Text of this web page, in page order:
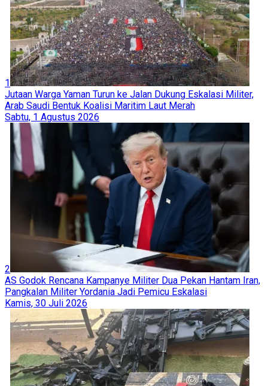
1
Jutaan Warga Yaman Turun ke Jalan Dukung Eskalasi Militer,
Arab Saudi Bentuk Koalisi Maritim Laut Merah
Sabtu, 1 Agustus 2026
2
AS Godok Rencana Kampanye Militer Dua Pekan Hantam Iran,
Pangkalan Militer Yordania Jadi Pemicu Eskalasi
Kamis, 30 Juli 2026